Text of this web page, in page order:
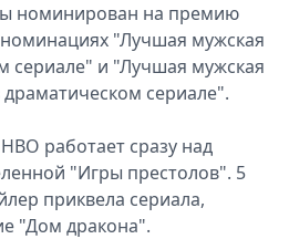
номинирован на премию
"Лучшая мужская
сериале" и "Лучшая мужская
сериале".
работает сразу над
"Игры престолов". 5
приквела сериала,
"Дом дракона".